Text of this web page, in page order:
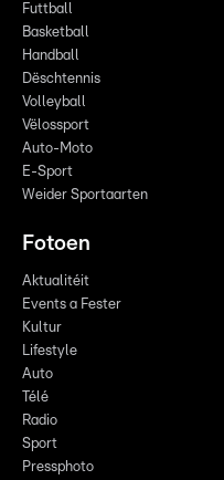
Futtball
Basketball
Handball
Dëschtennis
Volleyball
Vëlossport
Auto-Moto
E-Sport
Weider Sportaarten
Fotoen
Aktualitéit
Events a Fester
Kultur
Lifestyle
Auto
Télé
Radio
Sport
Pressphoto